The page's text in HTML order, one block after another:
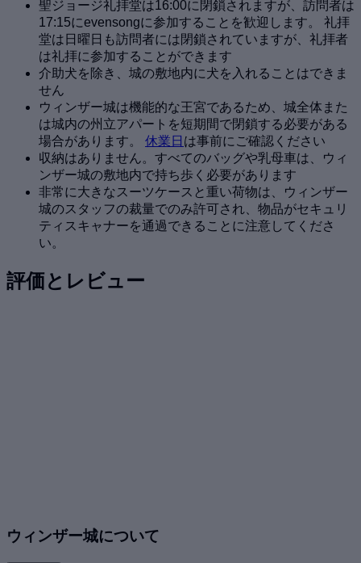
聖ジョージ礼拝堂は16:00に閉鎖されますが、訪問者は
17:15にevensongに参加することを歓迎します。 礼拝
堂は日曜日も訪問者には閉鎖されていますが、礼拝者
は礼拝に参加することができます
介助犬を除き、城の敷地内に犬を入れることはできま
せん
ウィンザー城は機能的な王宮であるため、城全体また
は城内の州立アパートを短期間で閉鎖する必要がある
場合があります。 休業日 は事前にご確認ください
収納はありません。すべてのバッグや乳母車は、ウィ
ンザー城の敷地内で持ち歩く必要があります
非常に大きなスーツケースと重い荷物は、ウィンザー
城のスタッフの裁量でのみ許可され、物品がセキュリ
ティスキャナーを通過できることに注意してくださ
い。
評価とレビュー
ウィンザー城について